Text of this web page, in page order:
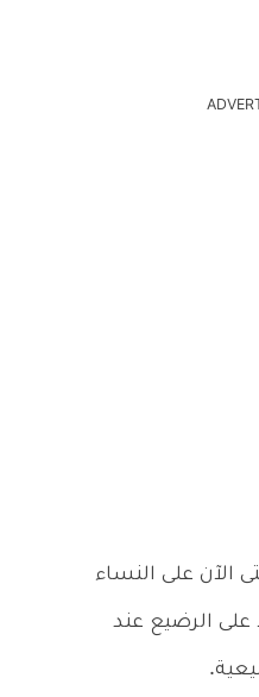
الآن على النساء
الرضيع عند